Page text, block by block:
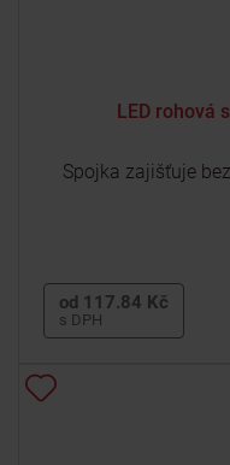
LED rohová
Spojka zajišťuje
od 117.84 Kč
s DPH